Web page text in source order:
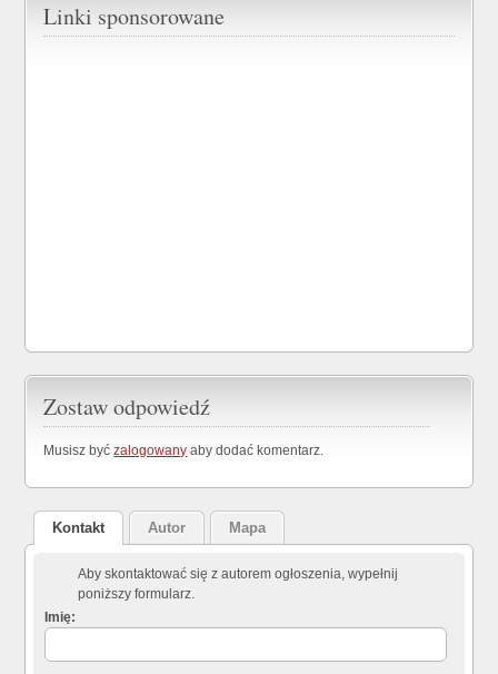
Linki sponsorowane
Zostaw odpowiedź
Musisz byćzalogowany aby dodać komentarz.
Kontakt Autor Mapa
Aby skontaktować się z autorem ogłoszenia, wypełnij
poniższy formularz.
Imię: